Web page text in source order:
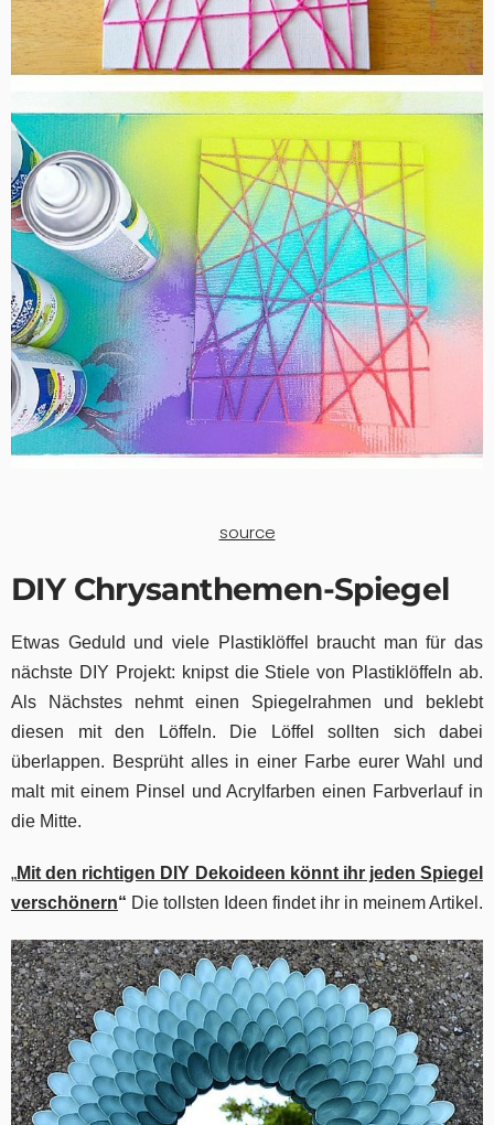
source
DIY Chrysanthemen-Spiegel
Etwas Geduld und viele Plastiklöffel braucht man für das
nächste DIY Projekt: knipst die Stiele von Plastiklöffeln ab.
Als Nächstes nehmt einen Spiegelrahmen und beklebt
diesen mit den Löffeln. Die Löffel sollten sich dabei
überlappen. Besprüht alles in einer Farbe eurer Wahl und
malt mit einem Pinsel und Acrylfarben einen Farbverlauf in
die Mitte.
„Mit den richtigen DIY Dekoideen könnt ihr jeden Spiegel
verschönern“ Die tollsten Ideen findet ihr in meinem Artikel.